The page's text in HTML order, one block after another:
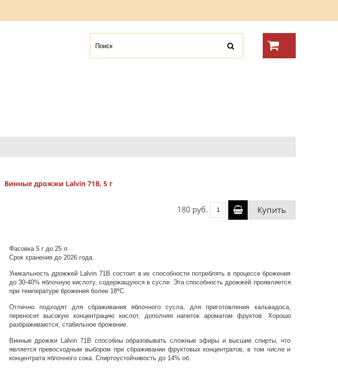
Винные дрожжи Lalvin 71B, 5 г
180 руб. Купить
Фасовка 5 г до 25 л.
Срок хранения до 2026 года.
Уникальность дрожжей Lalvin 71B состоит в их способности потреблять в процессе брожения
до 30-40% яблочную кислоту, содержащуюся в сусле. Эта способность дрожжей проявляется
при температуре брожения более 18ºС.
Отлично подходят для сбраживания яблочного сусла, для приготовления кальвадоса,
переносит высокую концентрацию кислот, дополняя напиток ароматом фруктов. Хорошо
разбраживаются, стабильное брожение.
Винные дрожжи Lalvin 71B способны образовывать сложные эфиры и высшие спирты, что
является превосходным выбором при сбраживании фруктовых концентратов, в том числе и
концентрата яблочного сока. Спиртоустойчивость до 14% об.